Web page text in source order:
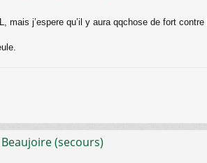
mais j’espere qu’il y aura qqchose de fort
(secours)